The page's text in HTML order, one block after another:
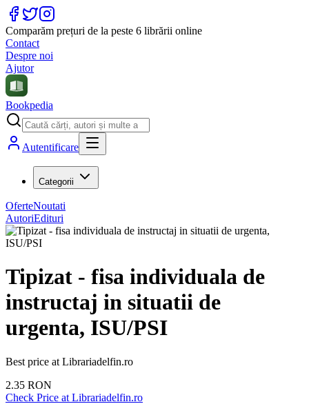
Comparăm prețuri de la peste 6 librării online
Contact
Despre noi
Ajutor
Bookpedia
Autentificare
Categorii
OferteNoutati
AutoriEdituri
Tipizat - fisa individuala de
instructaj in situatii de
urgenta, ISU/PSI
Best price at Librariadelfin.ro
2.35 RON
Check Price at Librariadelfin.ro